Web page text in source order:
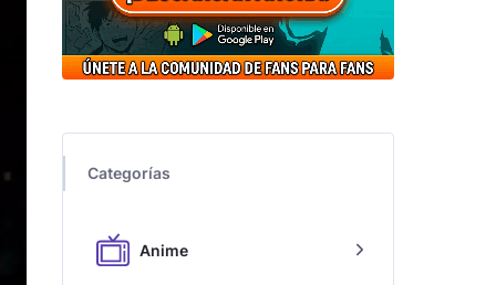
Categorías
Anime